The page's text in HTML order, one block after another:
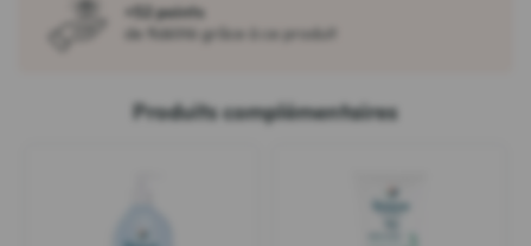
+52 points
de fidélité grâce à ce produit
Produits complémentaires